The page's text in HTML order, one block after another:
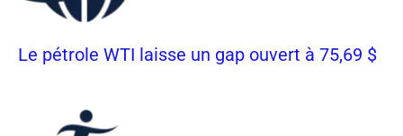
Le pétrole WTI laisse un gap ouvert à 75,69 $